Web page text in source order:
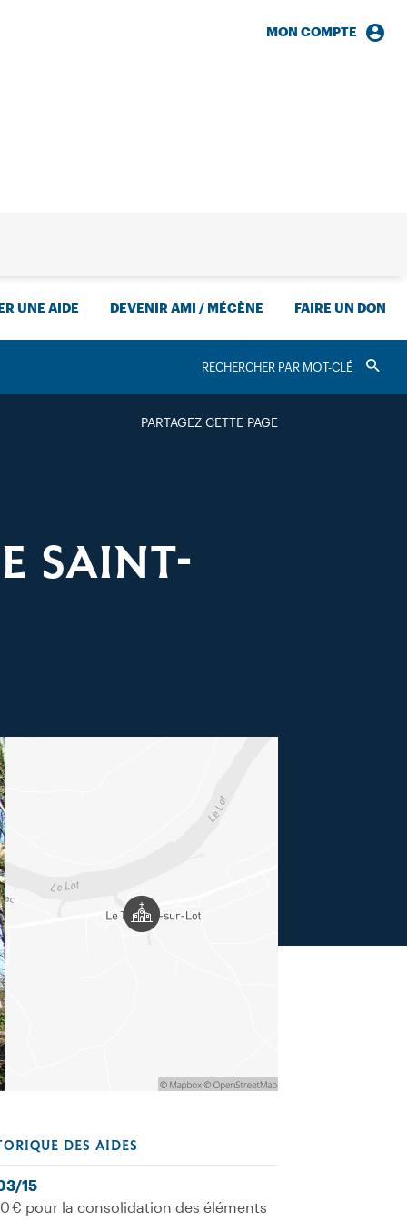
MON COMPTE
UNE AIDE DEVENIR AMI / MÉCÈNE FAIRE UN DON
Valider
PARTAGEZ CETTE PAGE
SAINT-
DES AIDES
15
€ pour la consolidation des éléments